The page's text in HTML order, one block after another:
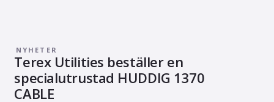
NYHETER
Terex Utilities beställer en
specialutrustad HUDDIG 1370
CABLE